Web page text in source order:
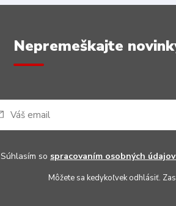
Nepremeškajte
Súhlasím so spracovaním osobných údajov
Môžete sa kedykoľvek odhlásiť.